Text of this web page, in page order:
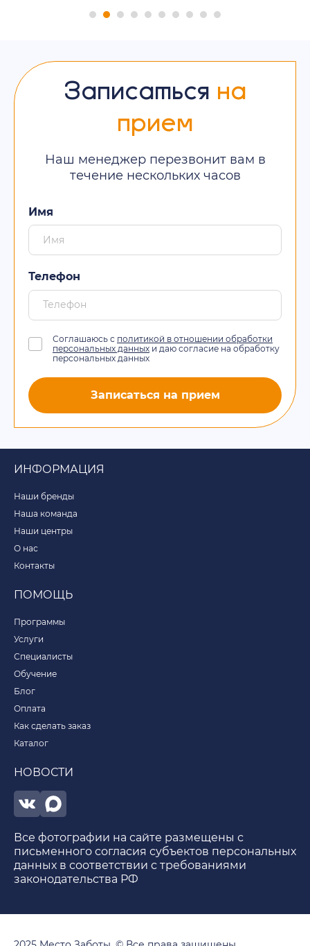
Записаться на
прием
Наш менеджер перезвонит вам в
течение нескольких часов
Имя
Телефон
Соглашаюсь с политикой в отношении обработки
персональных данных и даю согласие на обработку
персональных данных
Записаться на прием
ИНФОРМАЦИЯ
Наши бренды
Наша команда
Наши центры
О нас
Контакты
ПОМОЩЬ
Программы
Услуги
Специалисты
Обучение
Блог
Оплата
Как сделать заказ
Каталог
НОВОСТИ
Все фотографии на сайте размещены с
письменного согласия субъектов персональных
данных в соответствии с требованиями
законодательства РФ